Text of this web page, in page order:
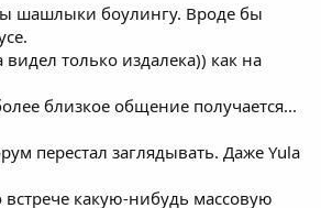
шашлыки боулингу. Вроде бы
только издалека)) как на
близкое общение получается...
перестал заглядывать. Даже Yula
встрече какую-нибудь массовую